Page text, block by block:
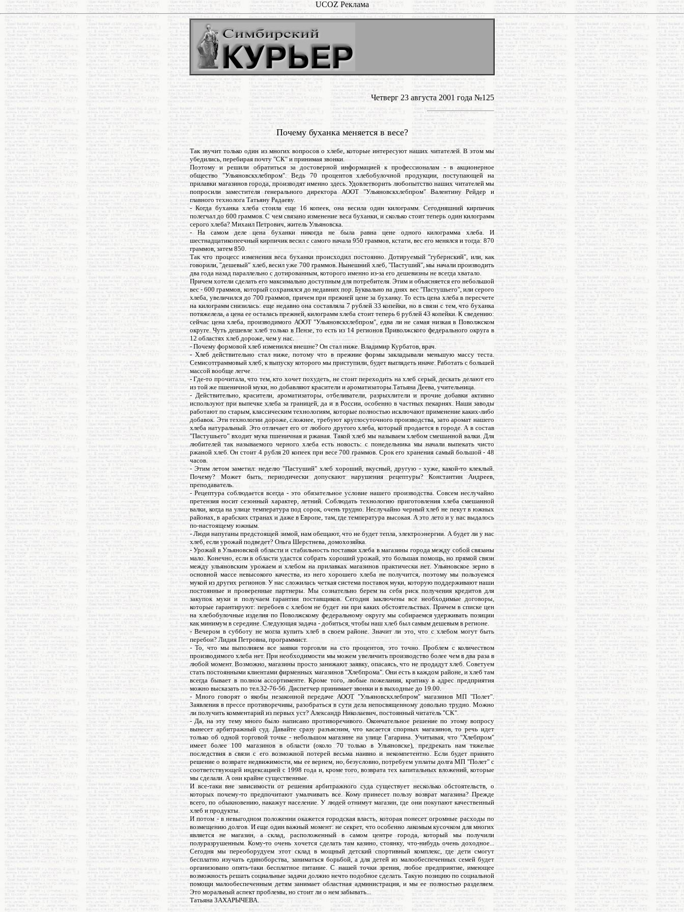
UCOZ Реклама
Четверг 23 августа 2001 года №125
Почему буханка меняется в весе?
Так звучит только один из многих вопросов о хлебе, которые интересуют наших читателей. В этом мы
убедились, перебирая почту "СК" и принимая звонки.
Поэтому и решили обратиться за достоверной информацией к профессионалам - в акционерное
общество "Ульяновскхлебпром". Ведь 70 процентов хлебобулочной продукции, поступающей на
прилавки магазинов города, производят именно здесь. Удовлетворить любопытство наших читателей мы
попросили заместителя генерального директора АООТ "Ульяновскхлебпром" Валентину Рейдер и
главного технолога Татьяну Радаеву.
- Когда буханка хлеба стоила еще 16 копеек, она весила один килограмм. Сегодняшний кирпичик
полегчал до 600 граммов. С чем связано изменение веса буханки, и сколько стоит теперь один килограмм
серого хлеба? Михаил Петрович, житель Ульяновска.
- На самом деле цена буханки никогда не была равна цене одного килограмма хлеба. И
шестнадцатикопеечный кирпичик весил с самого начала 950 граммов, кстати, вес его менялся и тогда: 870
граммов, затем 850.
Так что процесс изменения веса буханки происходил постоянно. Дотируемый "губернский", или, как
говорили, "дешевый" хлеб, весил уже 700 граммов. Нынешний хлеб, "Пастуший", мы начали производить
два года назад параллельно с дотированным, которого именно из-за его дешевизны не всегда хватало.
Причем хотели сделать его максимально доступным для потребителя. Этим и объясняется его небольшой
вес - 600 граммов, который сохранялся до недавних пор. Буквально на днях вес "Пастушьего", или серого
хлеба, увеличился до 700 граммов, причем при прежней цене за буханку. То есть цена хлеба в пересчете
на килограмм снизилась: еще недавно она составляла 7 рублей 33 копейки, но в связи с тем, что буханка
потяжелела, а цена ее осталась прежней, килограмм хлеба стоит теперь 6 рублей 43 копейки. К сведению:
сейчас цена хлеба, производимого АООТ "Ульяновскхлебпром", едва ли не самая низкая в Поволжском
округе. Чуть дешевле хлеб только в Пензе, то есть из 14 регионов Приволжского федерального округа в
12 областях хлеб дороже, чем у нас.
- Почему формовой хлеб изменился внешне? Он стал ниже. Владимир Курбатов, врач.
- Хлеб действительно стал ниже, потому что в прежние формы закладывали меньшую массу теста.
Семисотграммовый хлеб, к выпуску которого мы приступили, будет выглядеть иначе. Работать с большей
массой вообще легче.
- Где-то прочитала, что тем, кто хочет похудеть, не стоит переходить на хлеб серый, дескать делают его
из той же пшеничной муки, но добавляют красители и ароматизаторы.Татьяна Деева, учительница.
- Действительно, красители, ароматизаторы, отбеливатели, разрыхлители и прочие добавки активно
используют при выпечке хлеба за границей, да и в России, особенно в частных пекарнях. Наши заводы
работают по старым, классическим технологиям, которые полностью исключают применение каких-либо
добавок. Эти технологии дороже, сложнее, требуют круглосуточного производства, зато аромат нашего
хлеба натуральный. Это отличает его от любого другого хлеба, который продается в городе. А в состав
"Пастушьего" входит мука пшеничная и ржаная. Такой хлеб мы называем хлебом смешанной валки. Для
любителей так называемого черного хлеба есть новость: с понедельника мы начали выпекать чисто
ржаной хлеб. Он стоит 4 рубля 20 копеек при весе 700 граммов. Срок его хранения самый большой - 48
часов.
- Этим летом заметил: неделю "Пастуший" хлеб хороший, вкусный, другую - хуже, какой-то клеклый.
Почему? Может быть, периодически допускают нарушения рецептуры? Константин Андреев,
преподаватель.
- Рецептура соблюдается всегда - это обязательное условие нашего производства. Совсем неслучайно
претензия носит сезонный характер, летний. Соблюдать технологию приготовления хлеба смешанной
валки, когда на улице температура под сорок, очень трудно. Неслучайно черный хлеб не пекут в южных
районах, в арабских странах и даже в Европе, там, где температура высокая. А это лето и у нас выдалось
по-настоящему южным.
- Люди напуганы предстоящей зимой, нам обещают, что не будет тепла, электроэнергии. А будет ли у нас
хлеб, если урожай подведет? Ольга Шерстнева, домохозяйка.
- Урожай в Ульяновской области и стабильность поставки хлеба в магазины города между собой связаны
мало. Конечно, если в области удастся собрать хороший урожай, это большая помощь, но прямой связи
между ульяновским урожаем и хлебом на прилавках магазинов практически нет. Ульяновское зерно в
основной массе невысокого качества, из него хорошего хлеба не получится, поэтому мы пользуемся
мукой из других регионов. У нас сложилась четкая система поставок муки, которую поддерживают наши
постоянные и проверенные партнеры. Мы сознательно берем на себя риск получения кредитов для
закупок муки и получаем гарантии поставщиков. Сегодня заключены все необходимые договоры,
которые гарантируют: перебоев с хлебом не будет ни при каких обстоятельствах. Причем в списке цен
на хлебобулочные изделия по Поволжскому федеральному округу мы собираемся удерживать позиции
как минимум в середине. Следующая задача - добиться, чтобы наш хлеб был самым дешевым в регионе.
- Вечером в субботу не могла купить хлеб в своем районе. Значит ли это, что с хлебом могут быть
перебои? Лидия Петровна, программист.
- То, что мы выполняем все заявки торговли на сто процентов, это точно. Проблем с количеством
производимого хлеба нет. При необходимости мы можем увеличить производство более чем в два раза в
любой момент. Возможно, магазины просто занижают заявку, опасаясь, что не продадут хлеб. Советуем
стать постоянными клиентами фирменных магазинов "Хлебпрома". Они есть в каждом районе, и хлеб там
всегда бывает в полном ассортименте. Кроме того, любые пожелания, критику в адрес предприятия
можно высказать по тел.32-76-56. Диспетчер принимает звонки и в выходные до 19.00.
- Много говорят о якобы незаконной передаче АООТ "Ульяновскхлебпром" магазинов МП "Полет".
Заявления в прессе противоречивы, разобраться в сути дела непосвященному довольно трудно. Можно
ли получить комментарий из первых уст? Александр Николаевич, постоянный читатель "СК".
- Да, на эту тему много было написано противоречивого. Окончательное решение по этому вопросу
вынесет арбитражный суд. Давайте сразу разъясним, что касается спорных магазинов, то речь идет
только об одной торговой точке - небольшом магазине на улице Гагарина. Учитывая, что "Хлебпром"
имеет более 100 магазинов в области (около 70 только в Ульяновске), предрекать нам тяжелые
последствия в связи с его возможной потерей весьма наивно и некомпетентно. Если будет принято
решение о возврате недвижимости, мы ее вернем, но, безусловно, потребуем уплаты долга МП "Полет" с
соответствующей индексацией с 1998 года и, кроме того, возврата тех капитальных вложений, которые
мы сделали. А они крайне существенные.
И все-таки вне зависимости от решения арбитражного суда существует несколько обстоятельств, о
которых почему-то предпочитают умалчивать все. Кому принесет пользу возврат магазина? Прежде
всего, по обыкновению, накажут население. У людей отнимут магазин, где они покупают качественный
хлеб и продукты.
И потом - в невыгодном положении окажется городская власть, которая понесет огромные расходы по
возмещению долгов. И еще один важный момент: не секрет, что особенно лакомым кусочком для многих
является не магазин, а склад, расположенный в самом центре города, который мы получили
полуразрушенным. Кому-то очень хочется сделать там казино, стоянку, что-нибудь очень доходное...
Сегодня мы переоборудуем этот склад в мощный детский спортивный комплекс, где дети смогут
бесплатно изучать единоборства, заниматься борьбой, а для детей из малообеспеченных семей будет
организовано опять-таки бесплатное питание. С нашей точки зрения, любое предприятие, имеющее
возможность решать социальные задачи должно нечто подобное сделать. Такую позицию по социальной
помощи малообеспеченным детям занимает областная администрация, и мы ее полностью разделяем.
Это моральный аспект проблемы, но стоит ли о нем забывать...
Татьяна ЗАХАРЫЧЕВА.